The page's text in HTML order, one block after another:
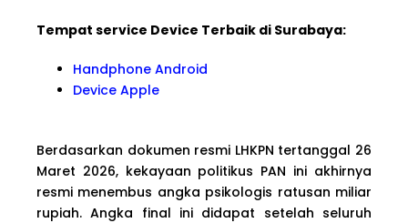
Tempat service Device Terbaik di Surabaya:
Handphone Android
Device Apple
Berdasarkan dokumen resmi LHKPN tertanggal 26
Maret 2026, kekayaan politikus PAN ini akhirnya
resmi menembus angka psikologis ratusan miliar
rupiah. Angka final ini didapat setelah seluruh